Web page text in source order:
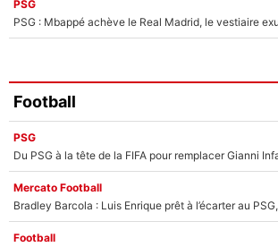
PSG
PSG : Mbappé achève le Real Madrid, le vestiaire
Football
PSG
Mercato Football
Football